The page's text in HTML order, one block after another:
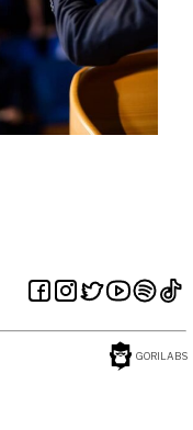
GORILABS